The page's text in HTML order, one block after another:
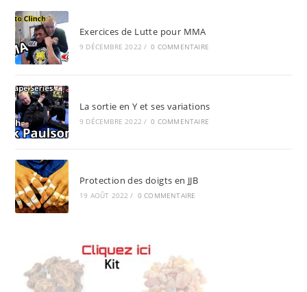
Exercices de Lutte pour MMA
9 DÉCEMBRE 2022 / 0 COMMENTAIRE
La sortie en Y et ses variations
9 DÉCEMBRE 2022 / 0 COMMENTAIRE
Protection des doigts en JJB
19 AOÛT 2022 / 0 COMMENTAIRE